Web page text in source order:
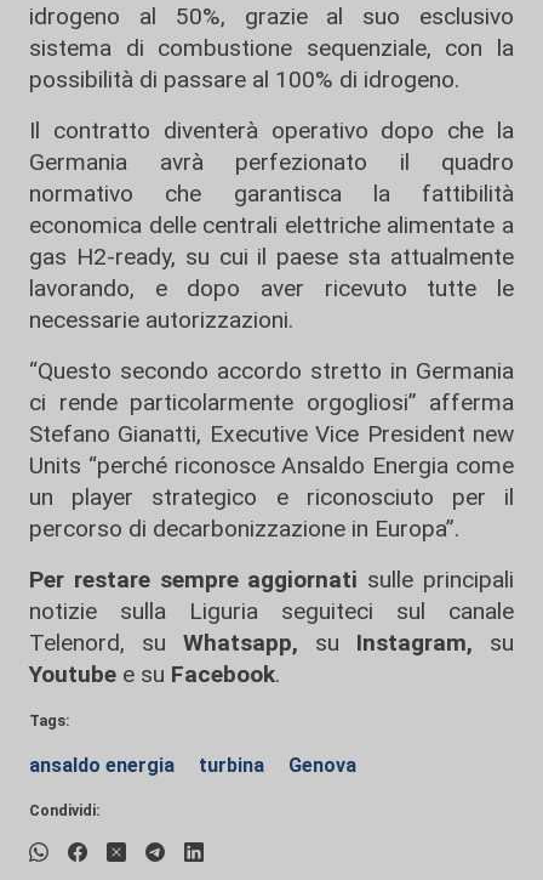
idrogeno al 50%, grazie al suo esclusivo
sistema di combustione sequenziale, con la
possibilità di passare al 100% di idrogeno.
Il contratto diventerà operativo dopo che la
Germania avrà perfezionato il quadro
normativo che garantisca la fattibilità
economica delle centrali elettriche alimentate a
gas H2-ready, su cui il paese sta attualmente
lavorando, e dopo aver ricevuto tutte le
necessarie autorizzazioni.
“Questo secondo accordo stretto in Germania
ci rende particolarmente orgogliosi” afferma
Stefano Gianatti, Executive Vice President new
Units “perché riconosce Ansaldo Energia come
un player strategico e riconosciuto per il
percorso di decarbonizzazione in Europa”.
Per restare sempre aggiornati sulle principali
notizie sulla Liguria seguiteci sul canale
Telenord, su
Whatsapp, su Instagram, su
Youtube e su Facebook.
Tags:
ansaldo energia turbina Genova
Condividi: